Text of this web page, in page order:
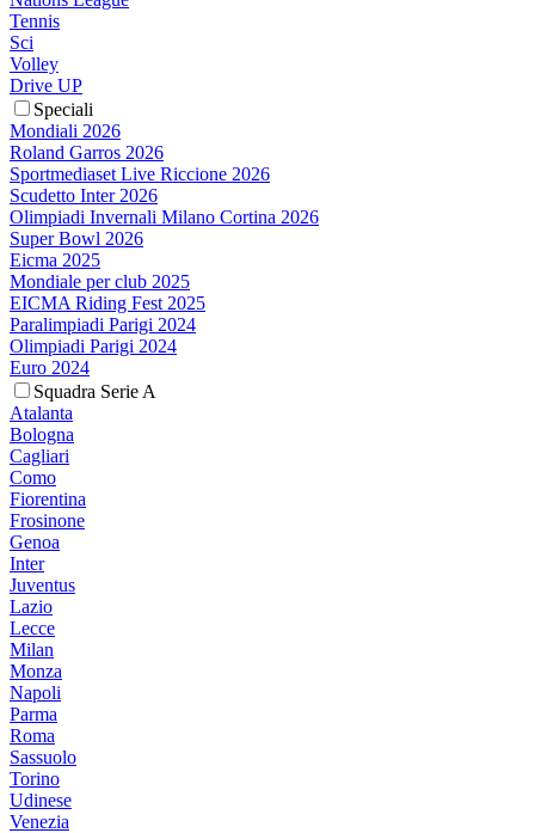
Tennis
Sci
Volley
Drive UP
Speciali
Mondiali 2026
Roland Garros 2026
Sportmediaset Live Riccione 2026
Scudetto Inter 2026
Olimpiadi Invernali Milano Cortina 2026
Super Bowl 2026
Eicma 2025
Mondiale per club 2025
EICMA Riding Fest 2025
Paralimpiadi Parigi 2024
Olimpiadi Parigi 2024
Euro 2024
Squadra Serie A
Atalanta
Bologna
Cagliari
Como
Fiorentina
Frosinone
Genoa
Inter
Juventus
Lazio
Lecce
Milan
Monza
Napoli
Parma
Roma
Sassuolo
Torino
Udinese
Venezia